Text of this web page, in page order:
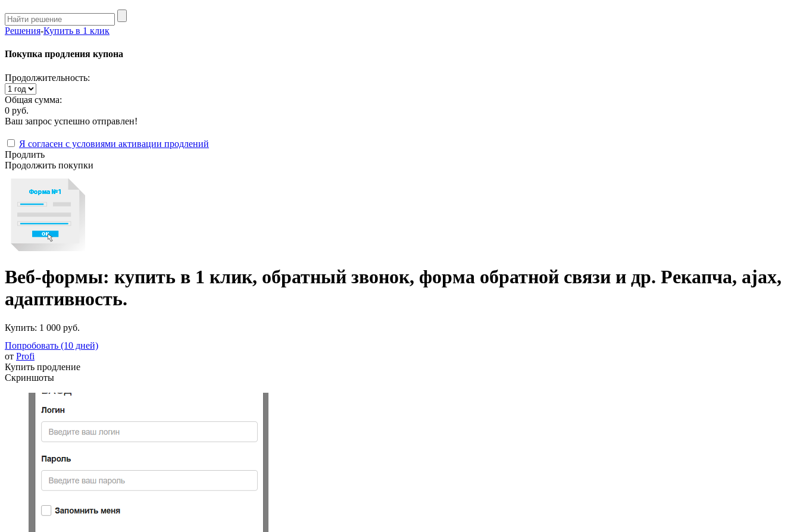
Решения-Купить в 1 клик
Покупка продления купона
Продолжительность:
Общая сумма:
0 руб.
Ваш запрос успешно отправлен!
Я согласен с условиями активации продлений
Продлить
Продолжить покупки
Веб-формы: купить в 1 клик, обратный звонок, форма обратной связи и др. Рекапча, ajax,
адаптивность.
Купить: 1 000 руб.
Попробовать (10 дней)
от Profi
Купить продление
Скриншоты